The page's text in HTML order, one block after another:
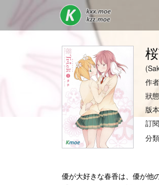
作
狀
版
訂
分
優が大好きな春香は、優が他